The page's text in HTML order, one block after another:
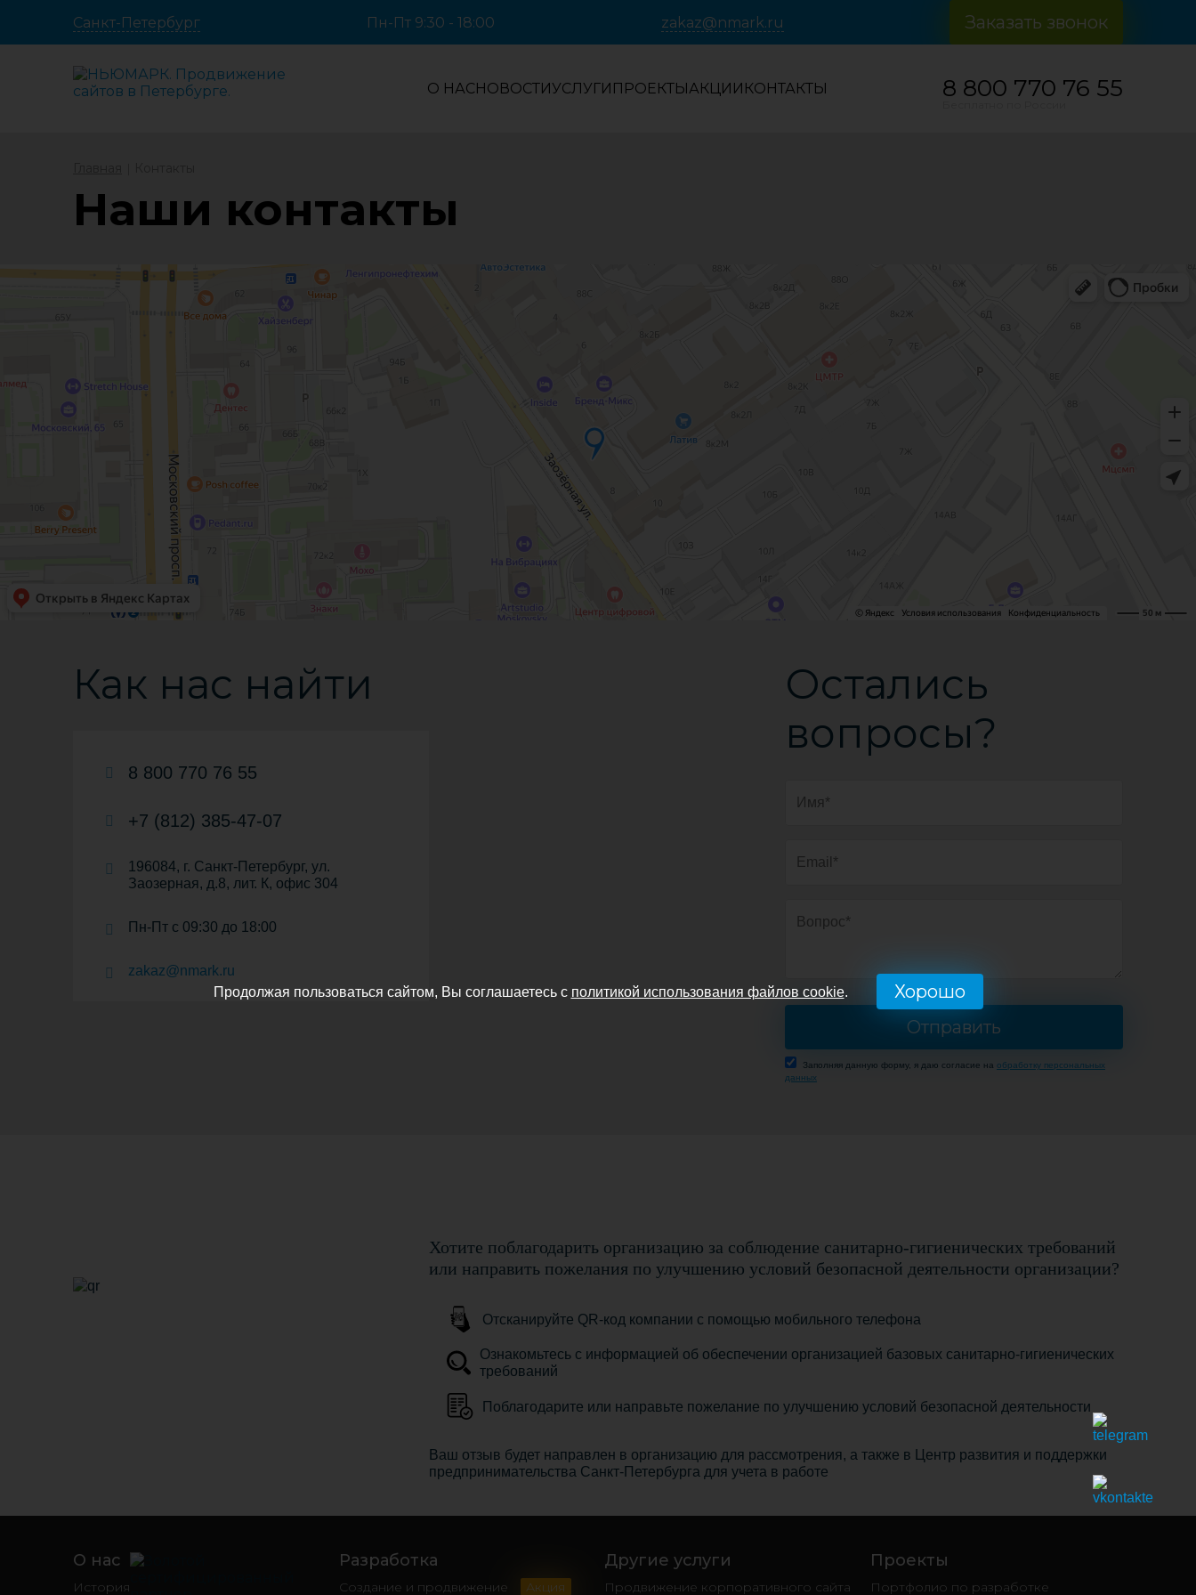
Санкт-Петербург Пн-Пт 9:30 - 18:00 zakaz@nmark.ru Заказать звонок
О НАСНОВОСТИУСЛУГИ ПРОЕКТЫАКЦИИ КОНТАКТЫ 8 800 770 76 55
Наши контакты
Как нас найти
8 800 770 76 55
+7 (812) 385-47-07
196084, г. Санкт-Петербург, ул.
Заозерная, д.8, лит. К, офис 304
Пн-Пт с 09:30 до 18:00
zakaz@nmark.ru
Остались
вопросы?
Заполняя данную форму, я даю согласие на обработку персональных
данных
Хотите поблагодарить организацию за соблюдение санитарно-гигиенических требований
или направить пожелания по улучшению условий безопасной деятельности организации?
Отсканируйте QR-код компании с помощью мобильного телефона
Ознакомьтесь с информацией об обеспечении организацией базовых санитарно-гигиенических
требований
Поблагодарите или направьте пожелание по улучшению условий безопасной деятельности
Ваш отзыв будет направлен в организацию для рассмотрения, а также в Центр развития и поддержки
предпринимательства Санкт-Петербурга для учета в работе
О нас
История
Разработка
Создание и продвижение Акция
Другие услуги
Продвижение корпоративного сайта
Проекты
Портфолио по разработке
Продолжая пользоваться сайтом, Вы соглашаетесь с политикой использования файлов cookie. Хорошо